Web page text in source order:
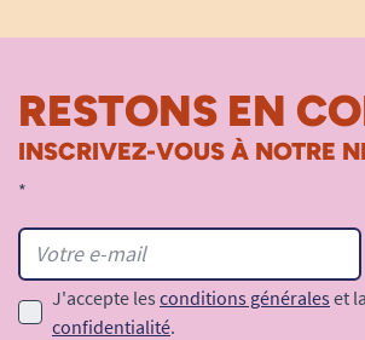
RESTONS EN
INSCRIVEZ-VOUS À NOTRE
*
J'accepte les conditions générales et la
confidentialité.